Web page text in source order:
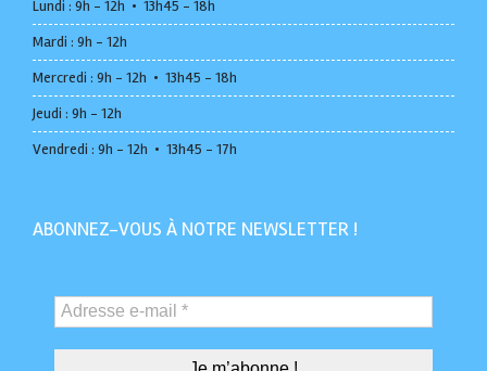
Lundi : 9h - 12h • 13h45 - 18h
Mardi : 9h - 12h
Mercredi : 9h - 12h • 13h45 - 18h
Jeudi : 9h - 12h
Vendredi : 9h - 12h • 13h45 - 17h
ABONNEZ-VOUS À NOTRE NEWSLETTER !